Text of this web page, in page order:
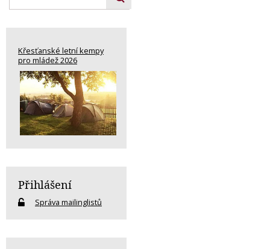
Křesťanské letní kempy
pro mládež 2026
Přihlášení
Správa mailinglistů